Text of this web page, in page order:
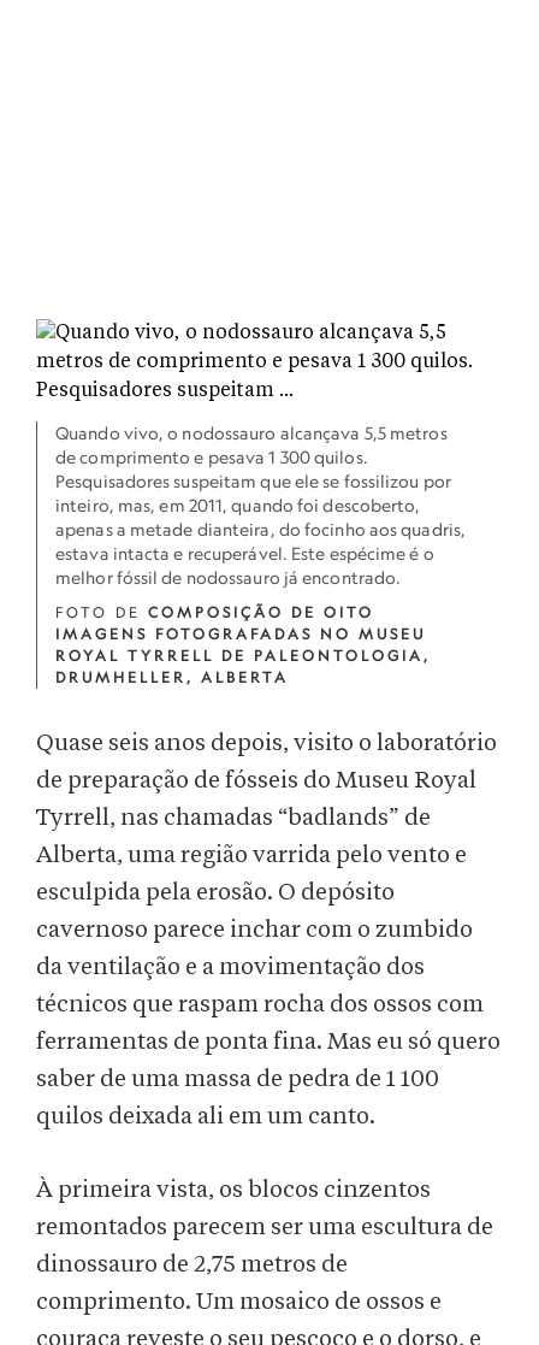
Quando vivo, o nodossauro alcançava 5,5 metros
de comprimento e pesava 1 300 quilos.
Pesquisadores suspeitam que ele se fossilizou por
inteiro, mas, em 2011, quando foi descoberto,
apenas a metade dianteira, do focinho aos quadris,
estava intacta e recuperável. Este espécime é o
melhor fóssil de nodossauro já encontrado.
FOTO DE COMPOSIÇÃO DE OITO
IMAGENS FOTOGRAFADAS NO MUSEU
ROYAL TYRRELL DE PALEONTOLOGIA,
DRUMHELLER, ALBERTA
Quase seis anos depois, visito o laboratório
de preparação de fósseis do Museu Royal
Tyrrell, nas chamadas “badlands” de
Alberta, uma região varrida pelo vento e
esculpida pela erosão. O depósito
cavernoso parece inchar com o zumbido
da ventilação e a movimentação dos
técnicos que raspam rocha dos ossos com
ferramentas de ponta fina. Mas eu só quero
saber de uma massa de pedra de 1 100
quilos deixada ali em um canto.
À primeira vista, os blocos cinzentos
remontados parecem ser uma escultura de
dinossauro de 2,75 metros de
comprimento. Um mosaico de ossos e
couraça reveste o seu pescoço e o dorso, e